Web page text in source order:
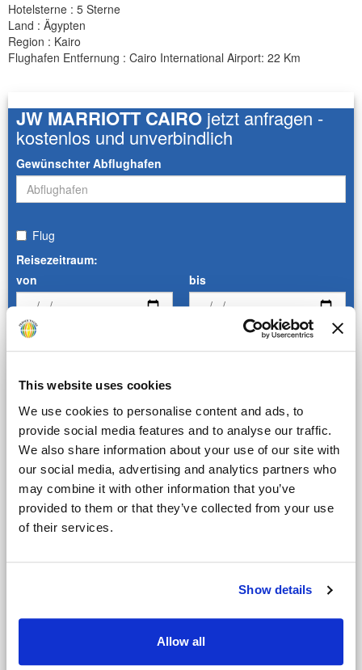
This website uses cookies
We use cookies to personalise content and ads, to
provide social media features and to analyse our traffic.
We also share information about your use of our site with
our social media, advertising and analytics partners who
may combine it with other information that you’ve
provided to them or that they’ve collected from your use
of their services.
Show details
Allow all
Hotelsterne : 5 Sterne
Land : Ägypten
Region : Kairo
Flughafen Entfernung : Cairo International Airport: 22 Km
JW MARRIOTT CAIRO jetzt anfragen -
kostenlos und unverbindlich
Gewünschter Abflughafen
Flug
Reisezeitraum:
von
bis
Anzahl der Personen
Golf
Name des Ansprechpartners
Mietwagen